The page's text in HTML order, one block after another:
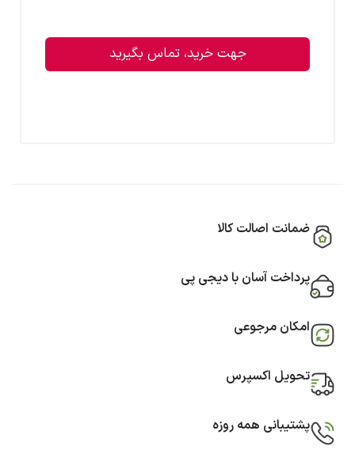
جهت خرید، تماس بگیرید
ضمانت اصالت کالا
پرداخت آسان با دیجی پی
امکان مرجوعی
تحویل اکسپرس
پشتیبانی همه روزه